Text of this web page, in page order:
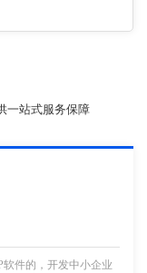
一站式服务保障
软件的，开发中小企业